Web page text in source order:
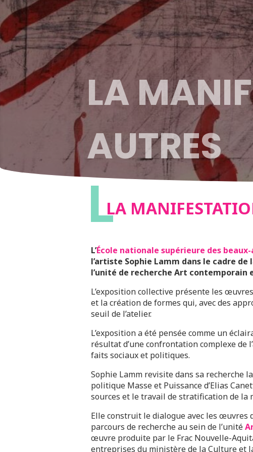
LA
AUTRES
LLA
L’École nationale supérieure des
l’artiste Sophie Lamm dans le cadre
l’unité de recherche Art contemporain
L’exposition collective présente les
et la création de formes qui, avec des
seuil de l’atelier.
L’exposition a été pensée comme un
résultat d’une confrontation complexe de
faits sociaux et politiques.
Sophie Lamm revisite dans sa recherche
politique Masse et Puissance d’Elias
sources et le travail de stratification de
Elle construit le dialogue avec les œuvres
parcours de recherche au sein de l’unité
œuvre produite par le Frac Nouvelle-
entreprises du ministère de la Culture et